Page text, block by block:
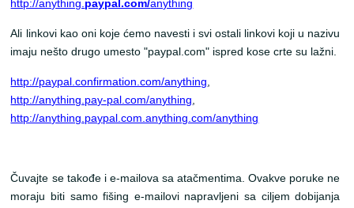
http://anything.paypal.com/anything
Ali linkovi kao oni koje ćemo navesti i svi ostali linkovi koji u nazivu
imaju nešto drugo umesto "paypal.com" ispred kose crte su lažni.
http://paypal.confirmation.com/anything,
http://anything.pay-pal.com/anything,
http://anything.paypal.com.anything.com/anything
Čuvajte se takođe i e-mailova sa atačmentima. Ovakve poruke ne
moraju biti samo fišing e-mailovi napravljeni sa ciljem dobijanja